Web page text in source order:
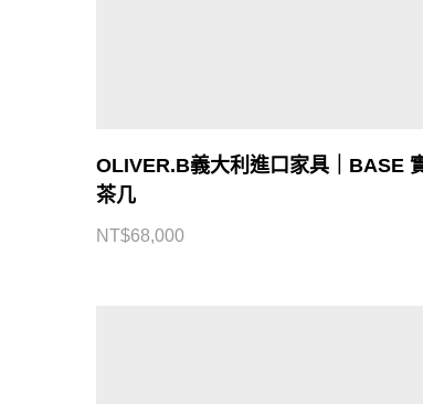
OLIVER.B義大利進口家具｜BASE
茶几
NT$68,000